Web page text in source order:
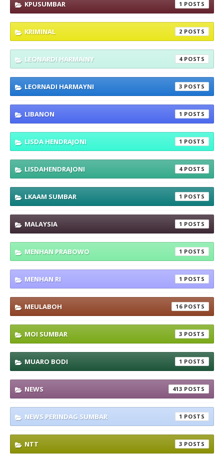
KPUSUMBAR 1
KRIMINAL 2
LEONARDI HARMAINY 4
LEORNADI HARMAYNI 3
LIBANON 1
LISDA HENDRAJONI 1
LISDAHENDRAJONI 4
LKAAM SUMBAR 1
MALAYSIA 1
MENHAN PRABOWO 1
MENHAN RI 1
MEULABOH 16
MOI SUMBAR 3
MUARO BODI 1
NEWS 413
NEWS PERINDAG SUMBAR 1
NTT 3